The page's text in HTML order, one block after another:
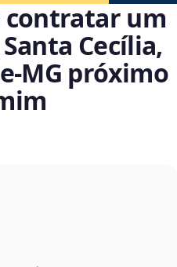
contratar um
Cecília,
próximo